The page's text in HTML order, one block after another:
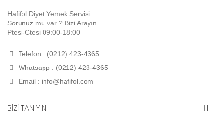
Hafifol Diyet Yemek Servisi
Sorunuz mu var ? Bizi Arayın
Ptesi-Ctesi 09:00-18:00
Telefon : (0212) 423-4365
Whatsapp : (0212) 423-4365
Email : info@hafifol.com
BİZİ TANIYIN